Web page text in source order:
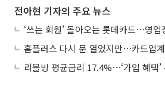
전아현 기자의 주요 뉴스
홈플러스 다시 문 열었지만⋯카드업